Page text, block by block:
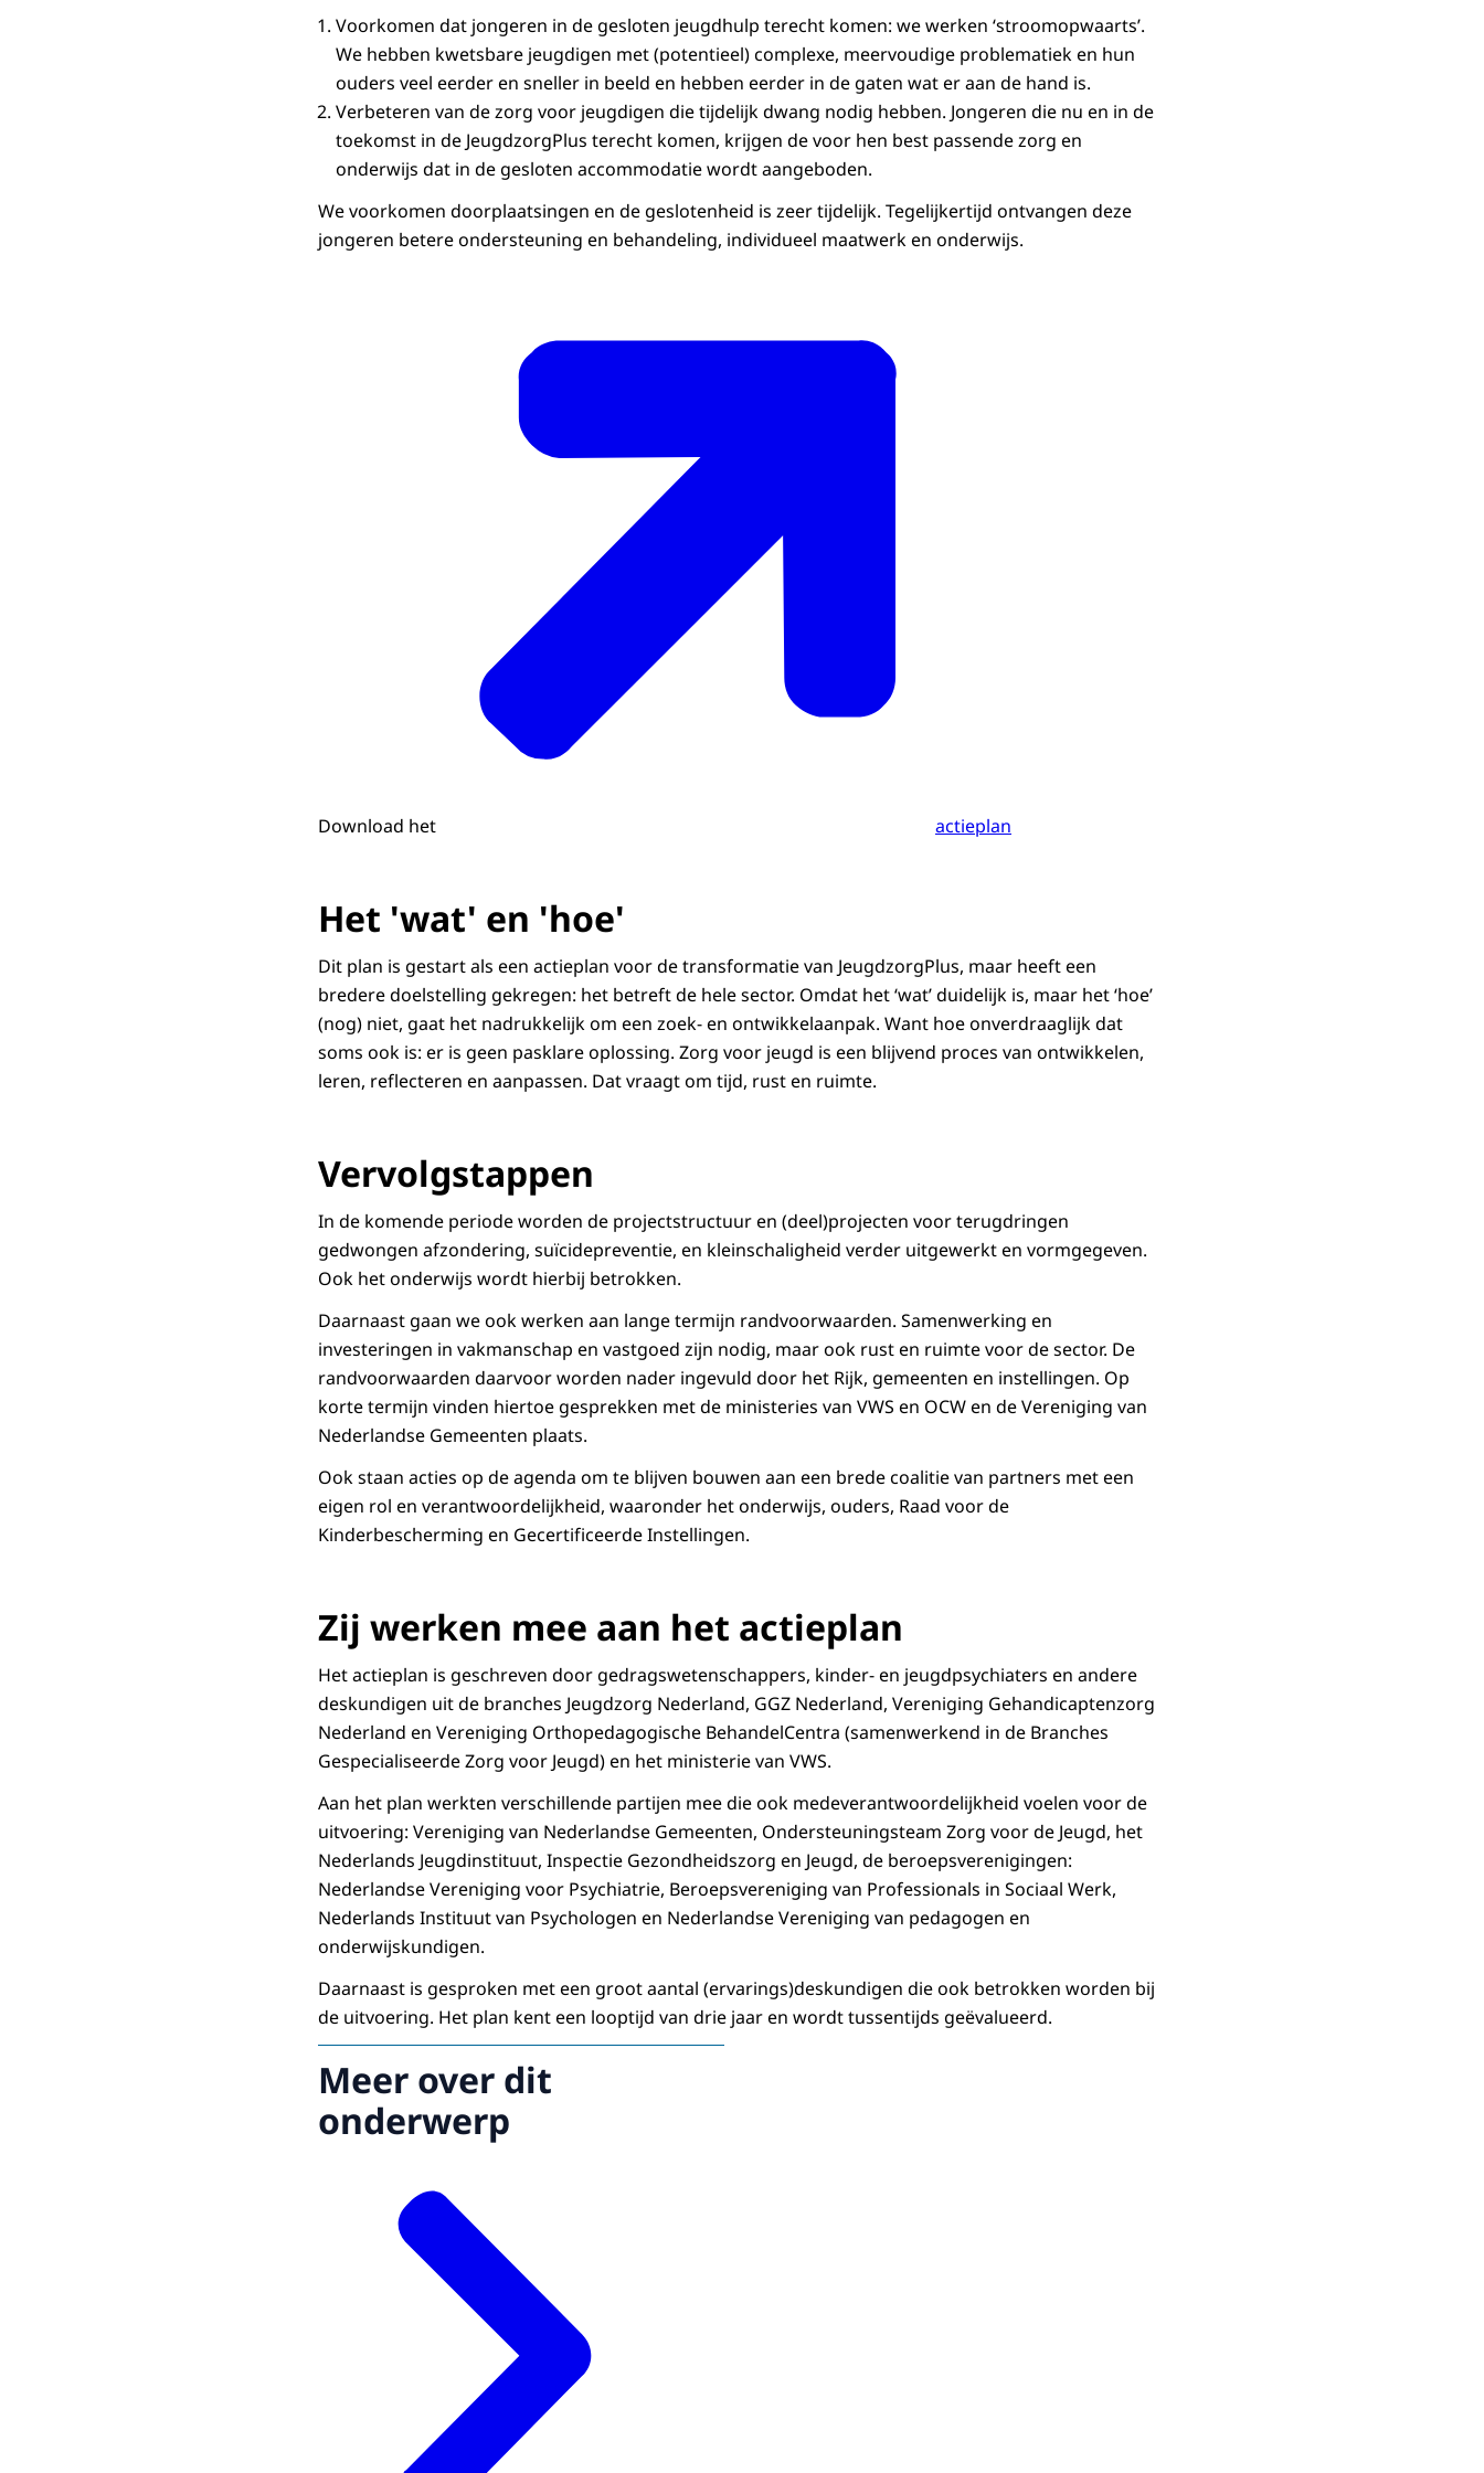
Voorkomen dat jongeren in de gesloten jeugdhulp terecht komen: we werken ‘stroomopwaarts’.
We hebben kwetsbare jeugdigen met (potentieel) complexe, meervoudige problematiek en hun
ouders veel eerder en sneller in beeld en hebben eerder in de gaten wat er aan de hand is.
Verbeteren van de zorg voor jeugdigen die tijdelijk dwang nodig hebben. Jongeren die nu en in de
toekomst in de JeugdzorgPlus terecht komen, krijgen de voor hen best passende zorg en
onderwijs dat in de gesloten accommodatie wordt aangeboden.
We voorkomen doorplaatsingen en de geslotenheid is zeer tijdelijk. Tegelijkertijd ontvangen deze
jongeren betere ondersteuning en behandeling, individueel maatwerk en onderwijs.
Download het actieplan
Het 'wat' en 'hoe'
Dit plan is gestart als een actieplan voor de transformatie van JeugdzorgPlus, maar heeft een
bredere doelstelling gekregen: het betreft de hele sector. Omdat het ‘wat’ duidelijk is, maar het ‘hoe’
(nog) niet, gaat het nadrukkelijk om een zoek- en ontwikkelaanpak. Want hoe onverdraaglijk dat
soms ook is: er is geen pasklare oplossing. Zorg voor jeugd is een blijvend proces van ontwikkelen,
leren, reflecteren en aanpassen. Dat vraagt om tijd, rust en ruimte.
Vervolgstappen
In de komende periode worden de projectstructuur en (deel)projecten voor terugdringen
gedwongen afzondering, suïcidepreventie, en kleinschaligheid verder uitgewerkt en vormgegeven.
Ook het onderwijs wordt hierbij betrokken.
Daarnaast gaan we ook werken aan lange termijn randvoorwaarden. Samenwerking en
investeringen in vakmanschap en vastgoed zijn nodig, maar ook rust en ruimte voor de sector. De
randvoorwaarden daarvoor worden nader ingevuld door het Rijk, gemeenten en instellingen. Op
korte termijn vinden hiertoe gesprekken met de ministeries van VWS en OCW en de Vereniging van
Nederlandse Gemeenten plaats.
Ook staan acties op de agenda om te blijven bouwen aan een brede coalitie van partners met een
eigen rol en verantwoordelijkheid, waaronder het onderwijs, ouders, Raad voor de
Kinderbescherming en Gecertificeerde Instellingen.
Zij werken mee aan het actieplan
Het actieplan is geschreven door gedragswetenschappers, kinder- en jeugdpsychiaters en andere
deskundigen uit de branches Jeugdzorg Nederland, GGZ Nederland, Vereniging Gehandicaptenzorg
Nederland en Vereniging Orthopedagogische BehandelCentra (samenwerkend in de Branches
Gespecialiseerde Zorg voor Jeugd) en het ministerie van VWS.
Aan het plan werkten verschillende partijen mee die ook medeverantwoordelijkheid voelen voor de
uitvoering: Vereniging van Nederlandse Gemeenten, Ondersteuningsteam Zorg voor de Jeugd, het
Nederlands Jeugdinstituut, Inspectie Gezondheidszorg en Jeugd, de beroepsverenigingen:
Nederlandse Vereniging voor Psychiatrie, Beroepsvereniging van Professionals in Sociaal Werk,
Nederlands Instituut van Psychologen en Nederlandse Vereniging van pedagogen en
onderwijskundigen.
Daarnaast is gesproken met een groot aantal (ervarings)deskundigen die ook betrokken worden bij
de uitvoering. Het plan kent een looptijd van drie jaar en wordt tussentijds geëvalueerd.
Meer over dit
onderwerp